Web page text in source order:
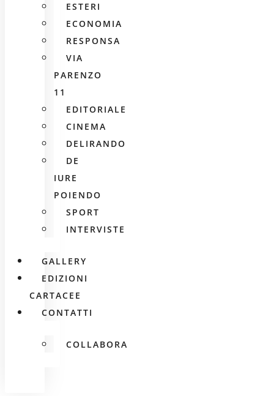
ESTERI
ECONOMIA
RESPONSA
VIA
PARENZO
11
EDITORIALE
CINEMA
DELIRANDO
DE
IURE
POIENDO
SPORT
INTERVISTE
GALLERY
EDIZIONI
CARTACEE
CONTATTI
COLLABORA